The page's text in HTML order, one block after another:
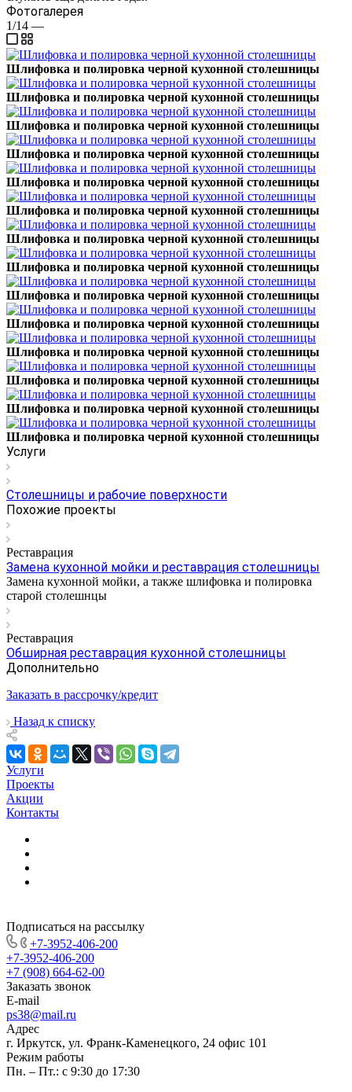
Фотогалерея
1/14 —
Шлифовка и полировка черной кухонной столешницы
Шлифовка и полировка черной кухонной столешницы
Шлифовка и полировка черной кухонной столешницы
Шлифовка и полировка черной кухонной столешницы
Шлифовка и полировка черной кухонной столешницы
Шлифовка и полировка черной кухонной столешницы
Шлифовка и полировка черной кухонной столешницы
Шлифовка и полировка черной кухонной столешницы
Шлифовка и полировка черной кухонной столешницы
Шлифовка и полировка черной кухонной столешницы
Шлифовка и полировка черной кухонной столешницы
Шлифовка и полировка черной кухонной столешницы
Шлифовка и полировка черной кухонной столешницы
Шлифовка и полировка черной кухонной столешницы
Услуги
Столешницы и рабочие поверхности
Похожие проекты
Реставрация
Замена кухонной мойки и реставрация столешницы
Замена кухонной мойки, а также шлифовка и полировка
старой столешнцы
Реставрация
Обширная реставрация кухонной столешницы
Дополнительно
Заказать в рассрочку/кредит
Назад к списку
Услуги
Проекты
Акции
Контакты
Подписаться на рассылку
+7-3952-406-200
+7-3952-406-200
+7 (908) 664-62-00
Заказать звонок
E-mail
ps38@mail.ru
Адрес
г. Иркутск, ул. Франк-Каменецкого, 24 офис 101
Режим работы
Пн. – Пт.: с 9:30 до 17:30